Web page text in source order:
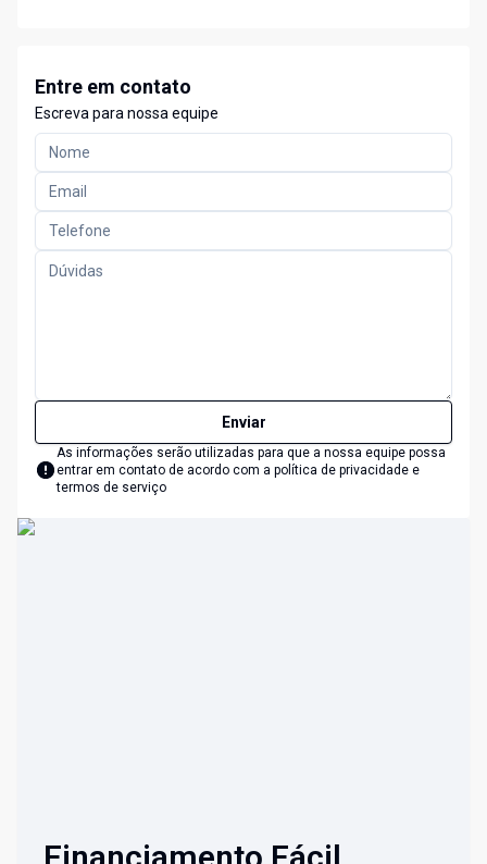
Entre em contato
Escreva para nossa equipe
Enviar
As informações serão utilizadas para que a nossa equipe possa
entrar em contato de acordo com a política de privacidade e
termos de serviço